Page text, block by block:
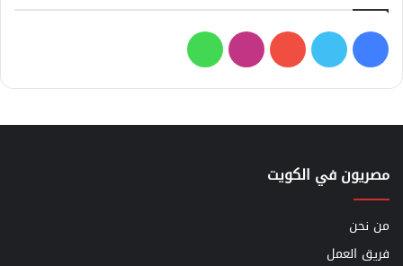
فيسبوك
تويتر يوتيوبانستقرامواتساب
مصريون في الكويت
من نحن
فريق العمل